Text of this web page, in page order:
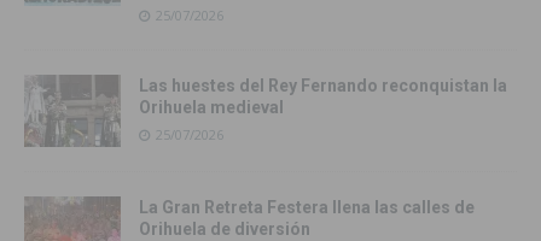
25/07/2026
Las huestes del Rey Fernando reconquistan la
Orihuela medieval
25/07/2026
La Gran Retreta Festera llena las calles de
Orihuela de diversión